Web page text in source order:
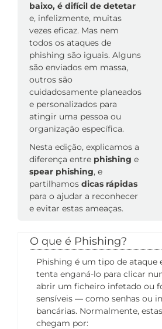
baixo, é difícil de detetar
e, infelizmente, muitas
vezes eficaz. Mas nem
todos os ataques de
phishing são iguais. Alguns
são enviados em massa,
outros são
cuidadosamente planeados
e personalizados para
atingir uma pessoa ou
organização específica.
Nesta edição, explicamos a
diferença entre phishing e
spear phishing, e
partilhamos dicas rápidas
para o ajudar a reconhecer
e evitar estas ameaças.
O que é Phishing?
Phishing é um tipo de ataque
tenta enganá-lo para clicar
abrir um ficheiro infetado ou
sensíveis — como senhas ou
bancárias. Normalmente,
chegam por: